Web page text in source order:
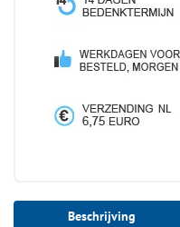
Beschrijving